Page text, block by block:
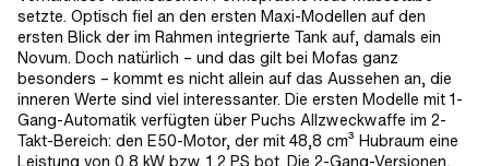
setzte. Optisch fiel an den ersten Maxi-Modellen auf den
ersten Blick der im Rahmen integrierte Tank auf, damals ein
Novum. Doch natürlich – und das gilt bei Mofas ganz
besonders – kommt es nicht allein auf das Aussehen an, die
inneren Werte sind viel interessanter. Die ersten Modelle mit 1-
Gang-Automatik verfügten über Puchs Allzweckwaffe im 2-
Takt-Bereich: den E50-Motor, der mit 48,8 cm³ Hubraum eine